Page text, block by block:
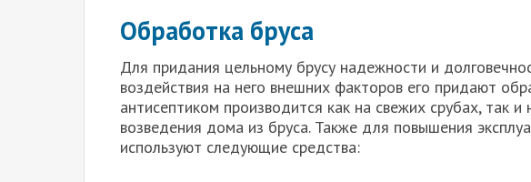
Обработка бруса
Для придания цельному брусу надежности и
воздействия на него внешних факторов его придают
антисептиком производится как на свежих срубах, так
возведения дома из бруса. Также для повышения
используют следующие средства: